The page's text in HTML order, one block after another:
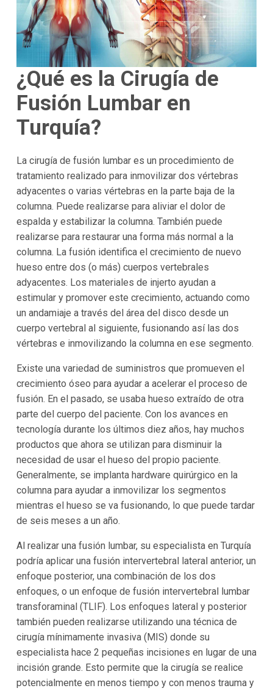
¿Qué es la Cirugía de
Fusión Lumbar en
Turquía?
La cirugía de fusión lumbar es un procedimiento de
tratamiento realizado para inmovilizar dos vértebras
adyacentes o varias vértebras en la parte baja de la
columna. Puede realizarse para aliviar el dolor de
espalda y estabilizar la columna. También puede
realizarse para restaurar una forma más normal a la
columna. La fusión identifica el crecimiento de nuevo
hueso entre dos (o más) cuerpos vertebrales
adyacentes. Los materiales de injerto ayudan a
estimular y promover este crecimiento, actuando como
un andamiaje a través del área del disco desde un
cuerpo vertebral al siguiente, fusionando así las dos
vértebras e inmovilizando la columna en ese segmento.
Existe una variedad de suministros que promueven el
crecimiento óseo para ayudar a acelerar el proceso de
fusión. En el pasado, se usaba hueso extraído de otra
parte del cuerpo del paciente. Con los avances en
tecnología durante los últimos diez años, hay muchos
productos que ahora se utilizan para disminuir la
necesidad de usar el hueso del propio paciente.
Generalmente, se implanta hardware quirúrgico en la
columna para ayudar a inmovilizar los segmentos
mientras el hueso se va fusionando, lo que puede tardar
de seis meses a un año.
Al realizar una fusión lumbar, su especialista en Turquía
podría aplicar una fusión intervertebral lateral anterior, un
enfoque posterior, una combinación de los dos
enfoques, o un enfoque de fusión intervertebral lumbar
transforaminal (TLIF). Los enfoques lateral y posterior
también pueden realizarse utilizando una técnica de
cirugía mínimamente invasiva (MIS) donde su
especialista hace 2 pequeñas incisiones en lugar de una
incisión grande. Esto permite que la cirugía se realice
potencialmente en menos tiempo y con menos trauma y